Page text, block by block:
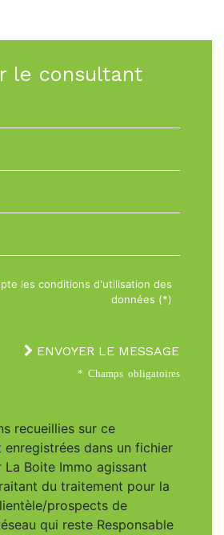
le consultant
les conditions d'utilisation des
données (*)
ENVOYER LE MESSAGE
* Champs obligatoires
recueillies sur ce
dans un fichier
Boite Immo agissant
du traitement pour la
prospects de
qui reste Responsable